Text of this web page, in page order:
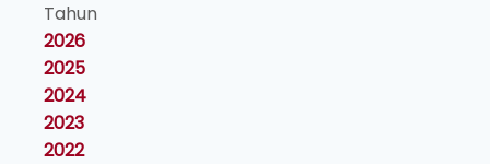
Tahun
2026
2025
2024
2023
2022